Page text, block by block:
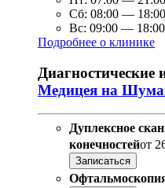
Сб: 08:00 — 18:00
Вс: 09:00 — 18:00
Подробнее о клинике
Медицея на
Дуплексное
конечностейот
Записаться